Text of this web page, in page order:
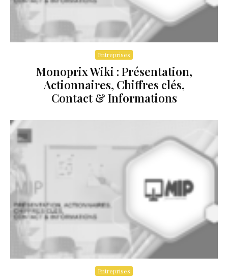
Entreprises
Monoprix Wiki : Présentation,
Actionnaires, Chiffres clés,
Contact & Informations
Entreprises